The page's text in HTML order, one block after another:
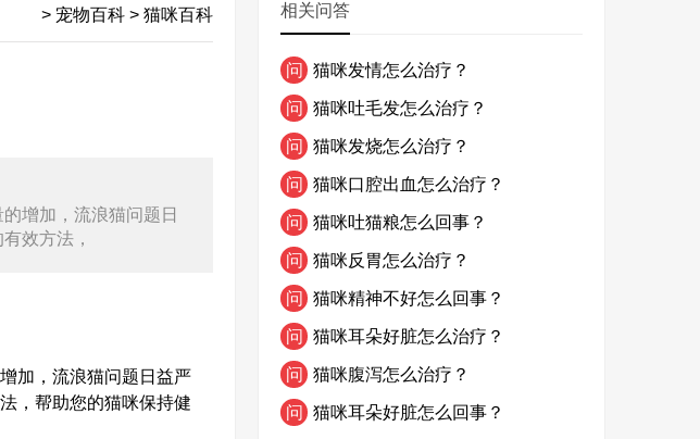
> 宠物百科 > 猫咪百科
增加，流浪猫问题日
效方法，
加，流浪猫问题日益严
，帮助您的猫咪保持健
相关问答
问 猫咪发情怎么治疗？
问 猫咪吐毛发怎么治疗？
问 猫咪发烧怎么治疗？
问 猫咪口腔出血怎么治疗？
问 猫咪吐猫粮怎么回事？
问 猫咪反胃怎么治疗？
问 猫咪精神不好怎么回事？
问 猫咪耳朵好脏怎么治疗？
问 猫咪腹泻怎么治疗？
问 猫咪耳朵好脏怎么回事？